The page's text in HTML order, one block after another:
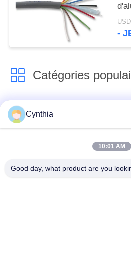
-
Catégories
Isolés au câble blindé
Cynthia
10:01 AM
Good day, what product are you